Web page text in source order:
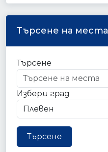
Търсене на места
Търсене
Избери град
Търсене